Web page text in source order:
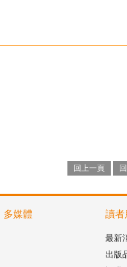
回上一頁
多媒體 讀者
最新
出版